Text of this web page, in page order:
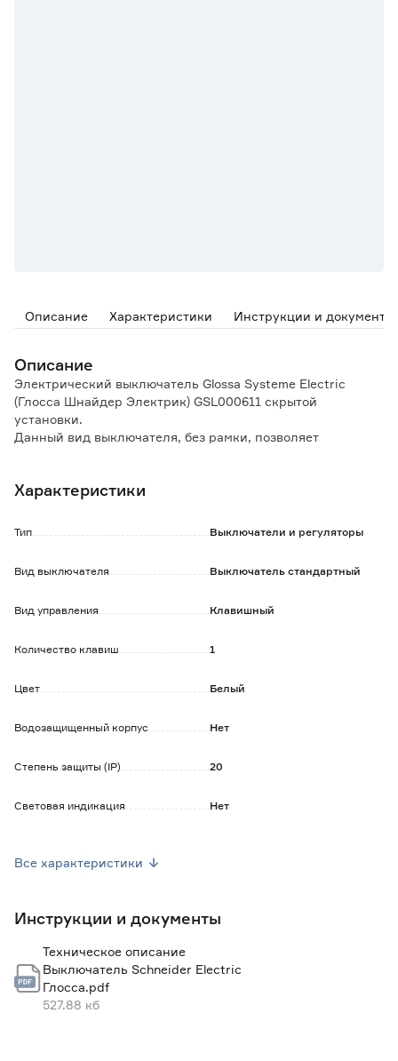
Описание Характеристики Инструкции и документы
Описание
Электрический выключатель Glossa Systeme Electric
(Глосса Шнайдер Электрик) GSL000611 скрытой
установки.
Данный вид выключателя, без рамки, позволяет
рамку, которая приобретается отдельно.
Удобный, быстрый и надежный монтаж:
- простота установки многопостовых комбинаций
стенах
электротехнических композитных материалов
Токоведущие части механизмов закрыты пластиком,
Наличие на основании выключателей схемы монтажа,
Номинальный ток: 10А
Характеристики
Тип Выключатели и регуляторы
Вид выключателя Выключатель стандартный
Вид управления Клавишный
Количество клавиш 1
Цвет Белый
Водозащищенный корпус Нет
Степень защиты (IP) 20
Световая индикация Нет
Страна производства Россия
Вес брутто (кг) 0.072
Все характеристики
Инструкции и документы
Техническое описание
Выключатель Schneider Electric
Глосса.pdf
527.88 кб